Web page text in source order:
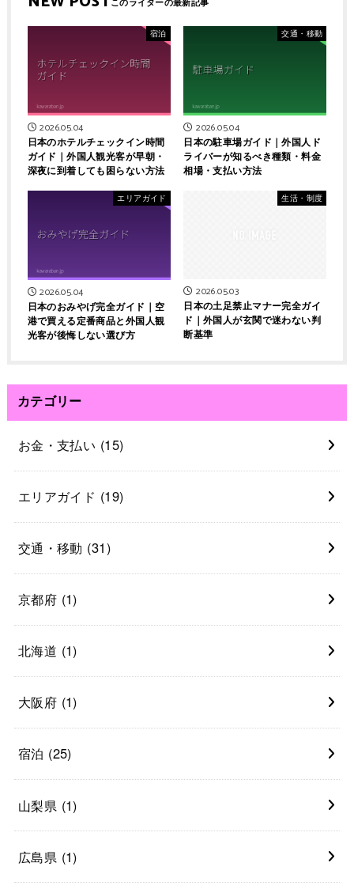
宿泊
2026.05.04
日本のホテルチェックイン時間
ガイド｜外国人観光客が早朝・
深夜に到着しても困らない方法
交通・移動
2026.05.04
日本の駐車場ガイド｜外国人ド
ライバーが知るべき種類・料金
相場・支払い方法
エリアガイド
2026.05.04
日本のおみやげ完全ガイド｜空
港で買える定番商品と外国人観
光客が後悔しない選び方
生活・制度
2026.05.03
日本の土足禁止マナー完全ガイ
ド｜外国人が玄関で迷わない判
断基準
カテゴリー
お金・支払い (15)
エリアガイド (19)
交通・移動 (31)
京都府 (1)
北海道 (1)
大阪府 (1)
宿泊 (25)
山梨県 (1)
広島県 (1)